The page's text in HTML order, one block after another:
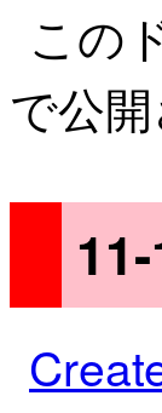
この
で公開